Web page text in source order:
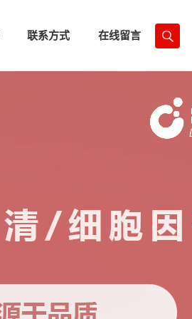
联系方式 在线留言